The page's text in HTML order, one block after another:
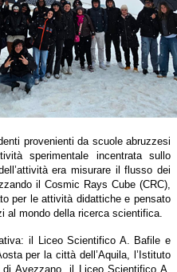
provenienti da scuole abruzzesi
sperimentale incentrata sullo
era misurare il flusso dei
il Cosmic Rays Cube (CRC),
per le attività didattiche e pensato
al mondo della ricerca scientifica.
il Liceo Scientifico A. Bafile e
per la città dell’Aquila, l’Istituto
di Avezzano, il Liceo Scientifico A.